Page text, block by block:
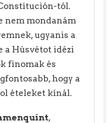
tól.
nem mondanám
ugyanis a
a Húsvétot idézi
finomak és
hogy a
ételeket kínál.
,